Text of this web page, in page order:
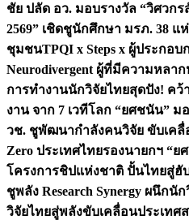
ชัย ปลัด อว. มอบรางวัล “วิศวก
2569” เชิดชูนักศึกษา มรภ. 38
ชุมชนTPQI x Steps x ผู้ประกอ
Neurodivergent ผู้ที่มีความหลา
การทำงานนักวิจัยไทยสุดปัง! คว้
งาน จาก 7 เวทีโลก “ยศชนัน”
วช. ชูพัฒนากำลังคนวิจัย ขับเคลื่
Zero ประเทศไทยรองนายกฯ “ย
โครงการชิปแห่งชาติ ปั้นไทยสู่ฮับ
ชูพลัง Research Synergy ผนึก
วิจัยไทยสู่พลังขับเคลื่อนประเทศ